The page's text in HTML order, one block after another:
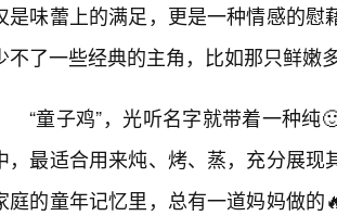
是味蕾上的满足，更是一种情感的
不了一些经典的主角，比如那只鲜嫩
“童子鸡”，光听名字就带着一种
，最适合用来炖、烤、蒸，充分展
庭的童年记忆里，总有一道妈妈做